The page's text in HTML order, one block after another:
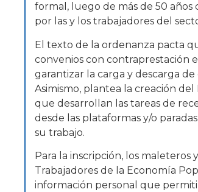
formal, luego de más de 50 años
por las y los trabajadores del
El texto de la ordenanza pacta
convenios con contraprestación
garantizar la carga y descarga
Asimismo, plantea la creación
que desarrollan las tareas de
desde las plataformas y/o
su trabajo.
Para la inscripción, los
Trabajadores de la Economía
información personal que